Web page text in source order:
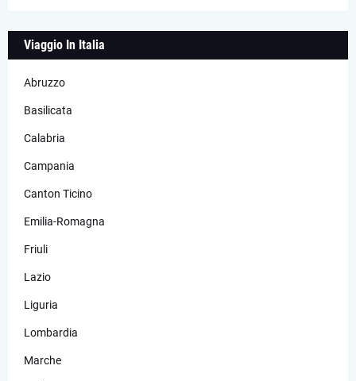
Viaggio In Italia
Abruzzo
Basilicata
Calabria
Campania
Canton Ticino
Emilia-Romagna
Friuli
Lazio
Liguria
Lombardia
Marche